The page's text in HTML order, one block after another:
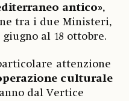
antico»,
tra i due Ministeri,
al 18 ottobre.
attenzione
culturale
dal Vertice